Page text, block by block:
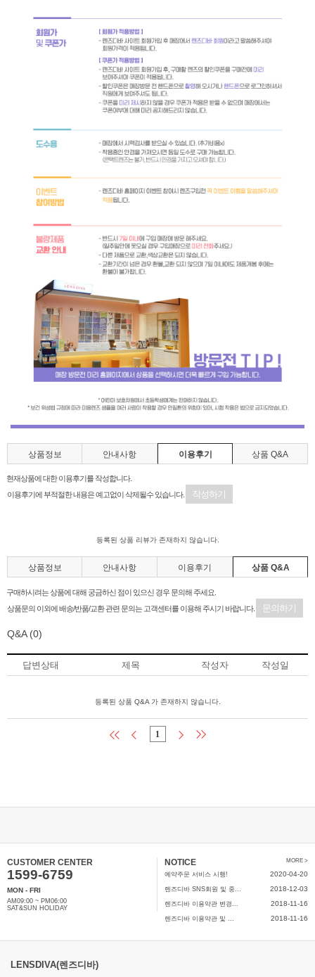
상품정보 안내사항 이용후기 상품 Q&A
현재상품에 대한 이용후기를 작성합니다.
이용후기에 부적절한 내용은 예고없이 삭제될수 있습니다.
작성하기
등록된 상품 리뷰가 존재하지 않습니다.
상품정보 안내사항 이용후기 상품 Q&A
구매하시려는 상품에 대해 궁금하신 점이 있으신 경우 문의해 주세요.
상품문의 이외에 배송/반품/교환 관련 문의는 고객센터를 이용해 주시기 바랍니다.
문의하기
Q&A(0)
답변상태 제목 작성자 작성일
등록된 상품 Q&A 가 존재하지 않습니다.
1
CUSTOMER CENTER
1599-6759
MON - FRI
AM09:00 ~ PM06:00
SAT&SUN HOLIDAY
NOTICE MORE >
예약주문 서비스 시행! 2020-04-20
렌즈디바 SNS회원 및 중... 2018-12-03
렌즈디바 이용약관 변경... 2018-11-16
렌즈디바 이용약관 및 ... 2018-11-16
LENSDIVA(렌즈디바)